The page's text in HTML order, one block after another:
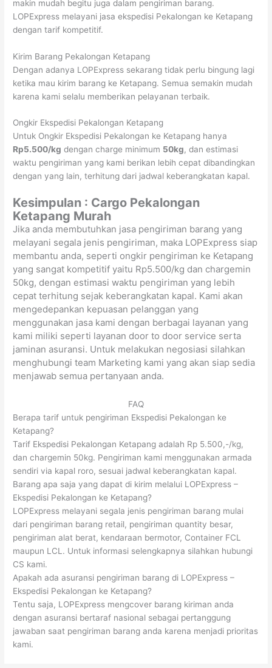
makin mudah begitu juga dalam pengiriman barang.
LOPExpress melayani jasa ekspedisi Pekalongan ke Ketapang
dengan tarif kompetitif.
Kirim Barang Pekalongan Ketapang
Dengan adanya LOPExpress sekarang tidak perlu bingung lagi
ketika mau kirim barang ke Ketapang. Semua semakin mudah
karena kami selalu memberikan pelayanan terbaik.
Ongkir Ekspedisi Pekalongan Ketapang
Untuk Ongkir Ekspedisi Pekalongan ke Ketapang hanya
Rp5.500/kg dengan charge minimum 50kg, dan estimasi
waktu pengiriman yang kami berikan lebih cepat dibandingkan
dengan yang lain, terhitung dari jadwal keberangkatan kapal.
Kesimpulan : Cargo Pekalongan
Ketapang Murah
Jika anda membutuhkan jasa pengiriman barang yang
melayani segala jenis pengiriman, maka LOPExpress siap
membantu anda, seperti ongkir pengiriman ke Ketapang
yang sangat kompetitif yaitu Rp5.500/kg dan chargemin
50kg, dengan estimasi waktu pengiriman yang lebih
cepat terhitung sejak keberangkatan kapal. Kami akan
mengedepankan kepuasan pelanggan yang
menggunakan jasa kami dengan berbagai layanan yang
kami miliki seperti layanan door to door service serta
jaminan asuransi. Untuk melakukan negosiasi silahkan
menghubungi team Marketing kami yang akan siap sedia
menjawab semua pertanyaan anda.
FAQ
Berapa tarif untuk pengiriman Ekspedisi Pekalongan ke
Ketapang?
Tarif Ekspedisi Pekalongan Ketapang adalah Rp 5.500,-/kg,
dan chargemin 50kg. Pengiriman kami menggunakan armada
sendiri via kapal roro, sesuai jadwal keberangkatan kapal.
Barang apa saja yang dapat di kirim melalui LOPExpress –
Ekspedisi Pekalongan ke Ketapang?
LOPExpress melayani segala jenis pengiriman barang mulai
dari pengiriman barang retail, pengiriman quantity besar,
pengiriman alat berat, kendaraan bermotor, Container FCL
maupun LCL. Untuk informasi selengkapnya silahkan hubungi
CS kami.
Apakah ada asuransi pengiriman barang di LOPExpress –
Ekspedisi Pekalongan ke Ketapang?
Tentu saja, LOPExpress mengcover barang kiriman anda
dengan asuransi bertaraf nasional sebagai pertanggung
jawaban saat pengiriman barang anda karena menjadi prioritas
kami.